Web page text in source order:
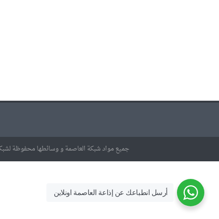
جميع مواد شبكة العاصمة و وسائطها محفوظة
أرسل انطباعك عن إذاعة العاصمة اونلاين